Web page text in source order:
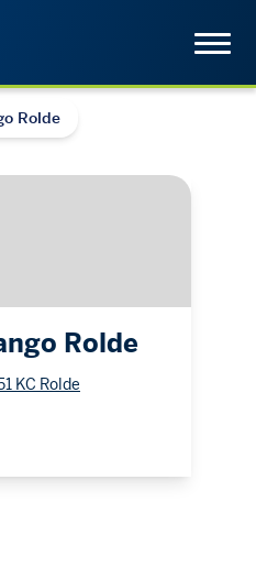
Rolde
Rolde
KC Rolde